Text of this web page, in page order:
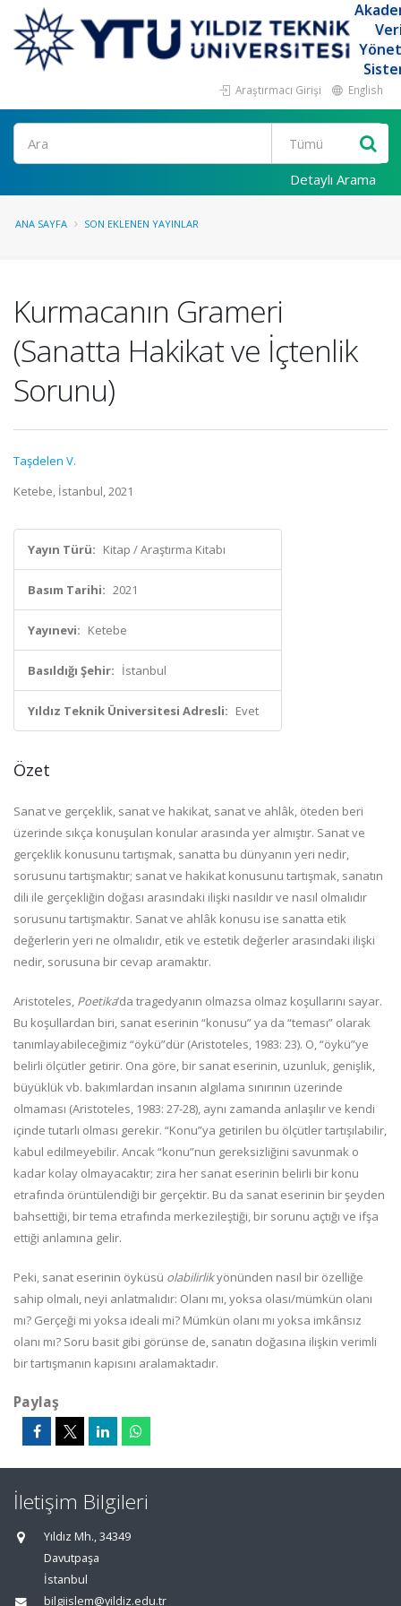
Araştırmacı Girişi English
Ara
Detaylı Arama
ANA SAYFA SON EKLENEN YAYINLAR
Kurmacanın Grameri
(Sanatta Hakikat ve İçtenlik
Sorunu)
Taşdelen V.
Ketebe, İstanbul, 2021
Yayın Türü: Kitap / Araştırma Kitabı
Basım Tarihi: 2021
Yayınevi: Ketebe
Basıldığı Şehir: İstanbul
Yıldız Teknik Üniversitesi Adresli: Evet
Özet
Sanat ve gerçeklik, sanat ve hakikat, sanat ve ahlâk, öteden beri
üzerinde sıkça konuşulan konular arasında yer almıştır. Sanat ve
gerçeklik konusunu tartışmak, sanatta bu dünyanın yeri nedir,
sorusunu tartışmaktır; sanat ve hakikat konusunu tartışmak, sanatın
dili ile gerçekliğin doğası arasındaki ilişki nasıldır ve nasıl olmalıdır
sorusunu tartışmaktır. Sanat ve ahlâk konusu ise sanatta etik
değerlerin yeri ne olmalıdır, etik ve estetik değerler arasındaki ilişki
nedir, sorusuna bir cevap aramaktır.
Aristoteles, Poetika’da tragedyanın olmazsa olmaz koşullarını sayar.
Bu koşullardan biri, sanat eserinin “konusu” ya da “teması” olarak
tanımlayabileceğimiz “öykü”dür (Aristoteles, 1983: 23). O, “öykü”ye
belirli ölçütler getirir. Ona göre, bir sanat eserinin, uzunluk, genişlik,
büyüklük vb. bakımlardan insanın algılama sınırının üzerinde
olmaması (Aristoteles, 1983: 27-28), aynı zamanda anlaşılır ve kendi
içinde tutarlı olması gerekir. “Konu”ya getirilen bu ölçütler tartışılabilir,
kabul edilmeyebilir. Ancak “konu”nun gereksizliğini savunmak o
kadar kolay olmayacaktır; zira her sanat eserinin belirli bir konu
etrafında örüntülendiği bir gerçektir. Bu da sanat eserinin bir şeyden
bahsettiği, bir tema etrafında merkezileştiği, bir sorunu açtığı ve ifşa
ettiği anlamına gelir.
Peki, sanat eserinin öyküsü olabilirlikyönünden nasıl bir özelliğe
sahip olmalı, neyi anlatmalıdır: Olanı mı, yoksa olası/mümkün olanı
mı? Gerçeği mi yoksa ideali mi? Mümkün olanı mı yoksa imkânsız
olanı mı? Soru basit gibi görünse de, sanatın doğasına ilişkin verimli
bir tartışmanın kapısını aralamaktadır.
Paylaş
İletişim Bilgileri
Yıldız Mh., 34349
Davutpaşa
İstanbul
bilgiislem@yildiz.edu.tr